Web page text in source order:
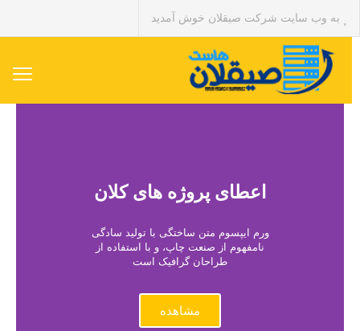
به وب سایت شرکت صیقلان خوش آمدید
اعطای پروژه های کلان
ورم ایپسوم متن ساختگی با تولید سادگی
نامفهوم از صنعت چاپ، و با استفاده از
طراحان گرافیک است
مشاهده